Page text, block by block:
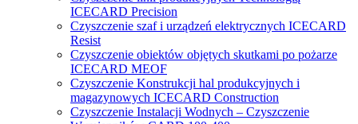
ICECARD Precision
Czyszczenie szaf i urządzeń elektrycznych ICECARD
Resist
Czyszczenie obiektów objętych skutkami po pożarze
ICECARD MEOF
Czyszczenie Konstrukcji hal produkcyjnych i
magazynowych ICECARD Construction
Czyszczenie Instalacji Wodnych – Czyszczenie